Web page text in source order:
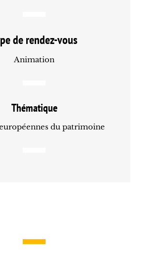
de rendez-vous
Animation
Thématique
du patrimoine